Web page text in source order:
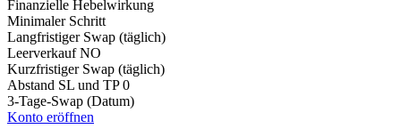
Finanzielle Hebelwirkung
Minimaler Schritt
Langfristiger Swap (täglich)
Leerverkauf NO
Kurzfristiger Swap (täglich)
Abstand SL und TP 0
3-Tage-Swap (Datum)
Konto eröffnen